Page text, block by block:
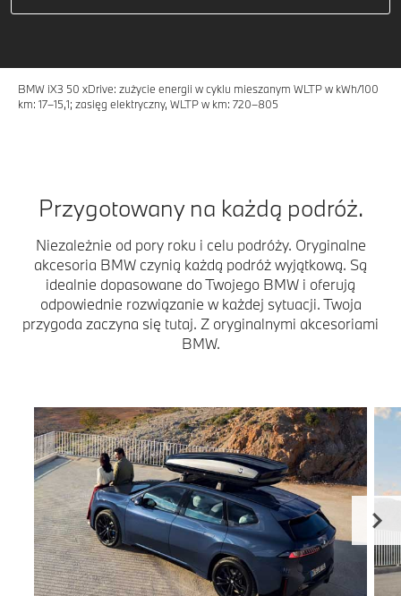
BMW iX3 50 xDrive: zużycie energii w cyklu mieszanym WLTP w kWh/100
km: 17–15,1; zasięg elektryczny, WLTP w km: 720–805
Przygotowany na każdą podróż.
Niezależnie od pory roku i celu podróży. Oryginalne
akcesoria BMW czynią każdą podróż wyjątkową. Są
idealnie dopasowane do Twojego BMW i oferują
odpowiednie rozwiązanie w każdej sytuacji. Twoja
przygoda zaczyna się tutaj. Z oryginalnymi akcesoriami
BMW.